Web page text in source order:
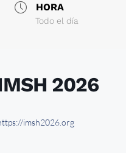
HORA
Todo el día
2026
imsh2026.org